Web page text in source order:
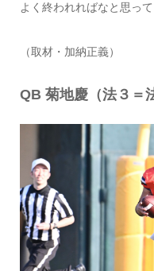
よく終われればなと思って
（取材・加納正義）
QB 菊地慶（法３＝